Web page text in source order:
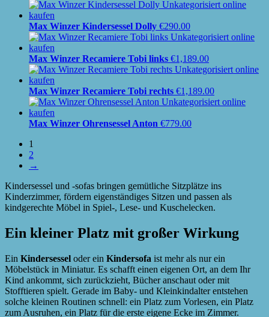
Max Winzer Kindersessel Dolly €290.00
Max Winzer Recamiere Tobi links €1,189.00
Max Winzer Recamiere Tobi rechts €1,189.00
Max Winzer Ohrensessel Anton €779.00
1
2
→
Kindersessel und -sofas bringen gemütliche Sitzplätze ins
Kinderzimmer, fördern eigenständiges Sitzen und passen als
kindgerechte Möbel in Spiel-, Lese- und Kuschelecken.
Ein kleiner Platz mit großer Wirkung
Ein Kindersessel oder ein Kindersofa ist mehr als nur ein
Möbelstück in Miniatur. Es schafft einen eigenen Ort, an dem Ihr
Kind ankommt, sich zurückzieht, Bücher anschaut oder mit
Stofftieren spielt. Gerade im Baby- und Kleinkindalter entstehen
solche kleinen Routinen schnell: ein Platz zum Vorlesen, ein Platz
zum Ausruhen, ein Platz für die erste eigene Ecke im Zimmer.